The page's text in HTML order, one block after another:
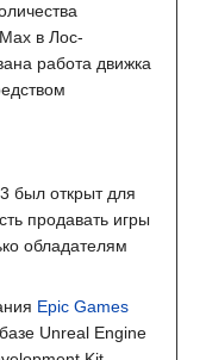
в Лос-
работа движка
был открыт для
продавать игры
обладателям
Epic Games
Unreal Engine